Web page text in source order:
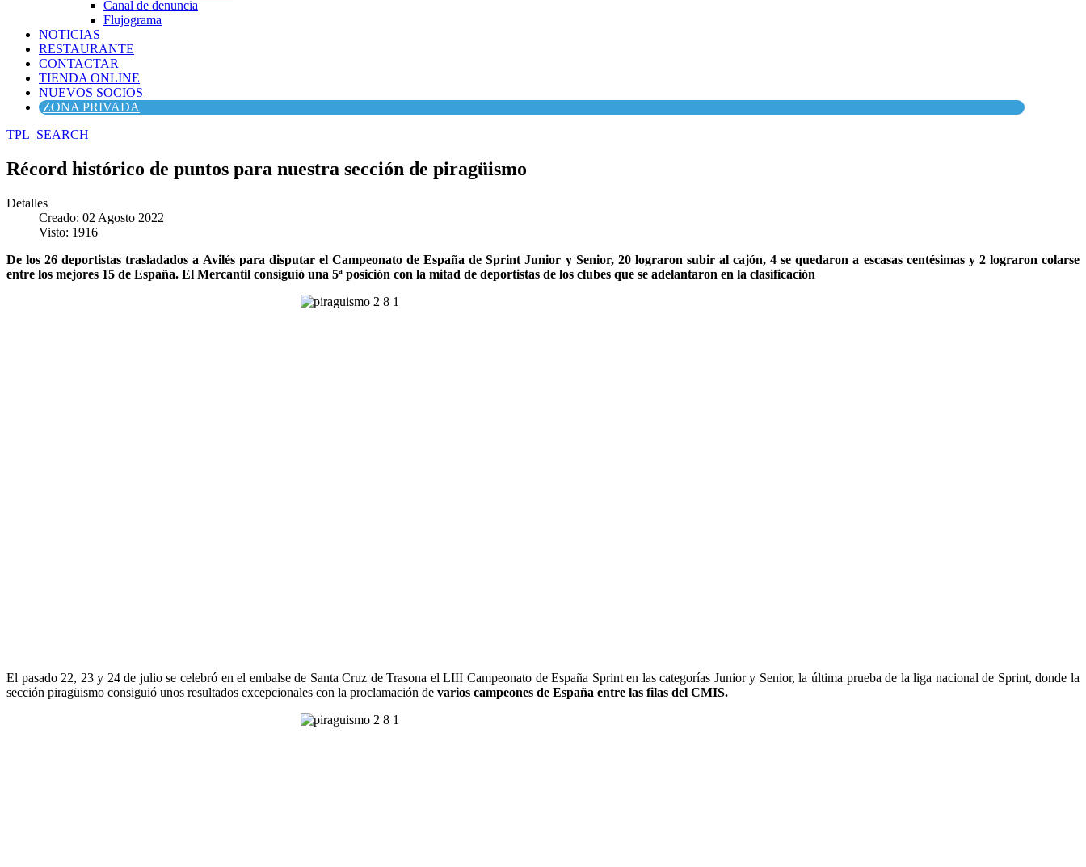
Canal de denuncia
Flujograma
NOTICIAS
RESTAURANTE
CONTACTAR
TIENDA ONLINE
NUEVOS SOCIOS
ZONA PRIVADA
TPL_SEARCH
Récord histórico de puntos para nuestra sección de piragüismo
Detalles
Creado: 02 Agosto 2022
Visto: 1916
De los 26 deportistas trasladados a Avilés para disputar el Campeonato de España de Sprint Junior y Senior, 20 lograron subir al cajón, 4 se quedaron a escasas centésimas y 2 lograron colarse
entre los mejores 15 de España. El Mercantil consiguió una 5ª posición con la mitad de deportistas de los clubes que se adelantaron en la clasificación
El pasado 22, 23 y 24 de julio se celebró en el embalse de Santa Cruz de Trasona el LIII Campeonato de España Sprint en las categorías Junior y Senior, la última prueba de la liga nacional de Sprint, donde la
sección piragüismo consiguió unos resultados excepcionales con la proclamación de varios campeones de España entre las filas del CMIS.